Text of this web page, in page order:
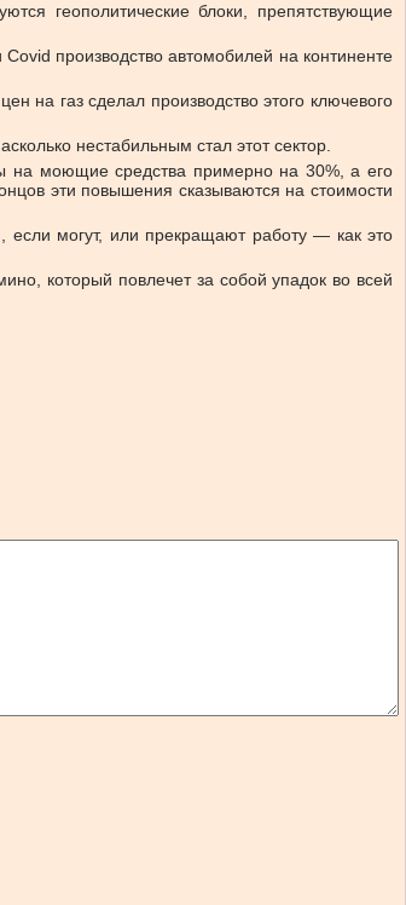
геополитические блоки, препятствующие
производство автомобилей на континенте
на газ сделал производство этого ключевого
нестабильным стал этот сектор.
на моющие средства примерно на 30%, а его
эти повышения сказываются на стоимости
если могут, или прекращают работу — как это
который повлечет за собой упадок во всей